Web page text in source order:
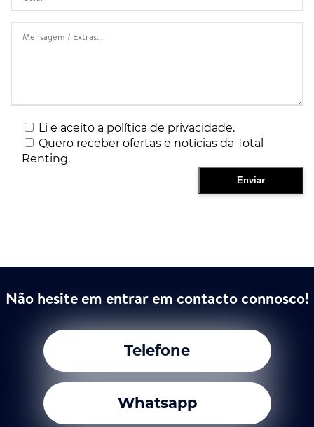
Li e aceito a política de privacidade.
Quero receber ofertas e notícias da Total
Renting.
Não hesite em entrar em contacto connosco!
Telefone
Whatsapp